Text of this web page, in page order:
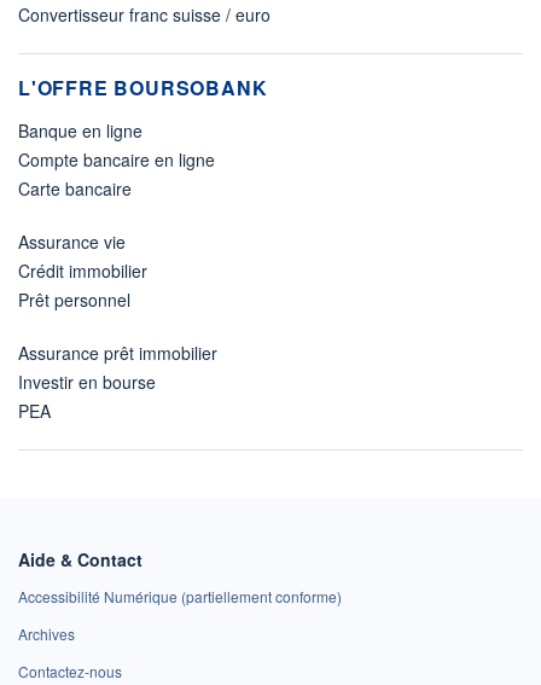
Convertisseur franc suisse / euro
L'OFFRE BOURSOBANK
Banque en ligne
Compte bancaire en ligne
Carte bancaire
Assurance vie
Crédit immobilier
Prêt personnel
Assurance prêt immobilier
Investir en bourse
PEA
Aide & Contact
Accessibilité Numérique (partiellement conforme)
Archives
Contactez-nous